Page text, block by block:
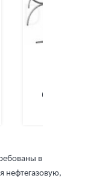
в
нефтегазовую,